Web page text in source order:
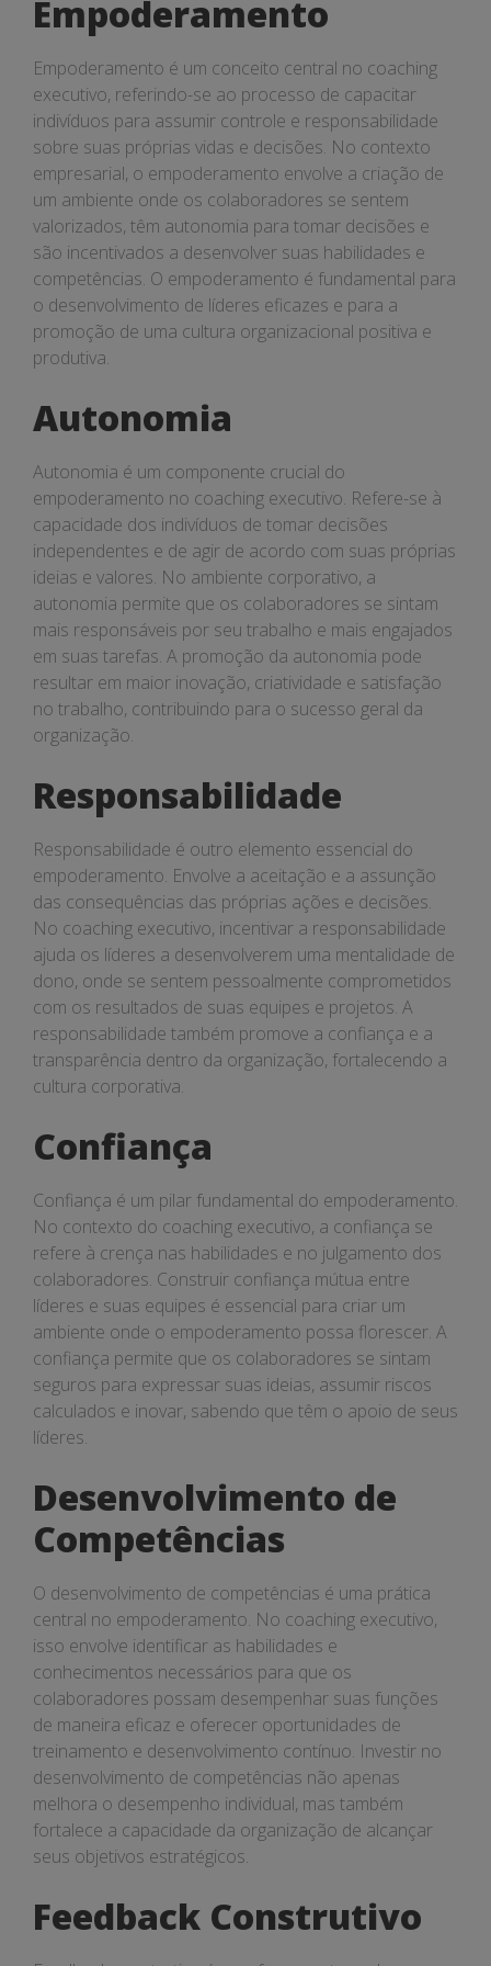
Empoderamento
Empoderamento é um conceito central no coaching
executivo, referindo-se ao processo de capacitar
indivíduos para assumir controle e responsabilidade
sobre suas próprias vidas e decisões. No contexto
empresarial, o empoderamento envolve a criação de
um ambiente onde os colaboradores se sentem
valorizados, têm autonomia para tomar decisões e
são incentivados a desenvolver suas habilidades e
competências. O empoderamento é fundamental para
o desenvolvimento de líderes eficazes e para a
promoção de uma cultura organizacional positiva e
produtiva.
Autonomia
Autonomia é um componente crucial do
empoderamento no coaching executivo. Refere-se à
capacidade dos indivíduos de tomar decisões
independentes e de agir de acordo com suas próprias
ideias e valores. No ambiente corporativo, a
autonomia permite que os colaboradores se sintam
mais responsáveis por seu trabalho e mais engajados
em suas tarefas. A promoção da autonomia pode
resultar em maior inovação, criatividade e satisfação
no trabalho, contribuindo para o sucesso geral da
organização.
Responsabilidade
Responsabilidade é outro elemento essencial do
empoderamento. Envolve a aceitação e a assunção
das consequências das próprias ações e decisões.
No coaching executivo, incentivar a responsabilidade
ajuda os líderes a desenvolverem uma mentalidade de
dono, onde se sentem pessoalmente comprometidos
com os resultados de suas equipes e projetos. A
responsabilidade também promove a confiança e a
transparência dentro da organização, fortalecendo a
cultura corporativa.
Confiança
Confiança é um pilar fundamental do empoderamento.
No contexto do coaching executivo, a confiança se
refere à crença nas habilidades e no julgamento dos
colaboradores. Construir confiança mútua entre
líderes e suas equipes é essencial para criar um
ambiente onde o empoderamento possa florescer. A
confiança permite que os colaboradores se sintam
seguros para expressar suas ideias, assumir riscos
calculados e inovar, sabendo que têm o apoio de seus
líderes.
Desenvolvimento de
Competências
O desenvolvimento de competências é uma prática
central no empoderamento. No coaching executivo,
isso envolve identificar as habilidades e
conhecimentos necessários para que os
colaboradores possam desempenhar suas funções
de maneira eficaz e oferecer oportunidades de
treinamento e desenvolvimento contínuo. Investir no
desenvolvimento de competências não apenas
melhora o desempenho individual, mas também
fortalece a capacidade da organização de alcançar
seus objetivos estratégicos.
Feedback Construtivo